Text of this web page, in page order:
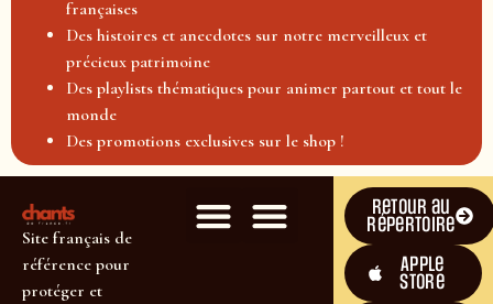
françaises
Des histoires et anecdotes sur notre merveilleux et
précieux patrimoine
Des playlists thématiques pour animer partout et tout le
monde
Des promotions exclusives sur le shop !
Site français de
référence pour
protéger et
Retour au
répertoire
Apple
Store